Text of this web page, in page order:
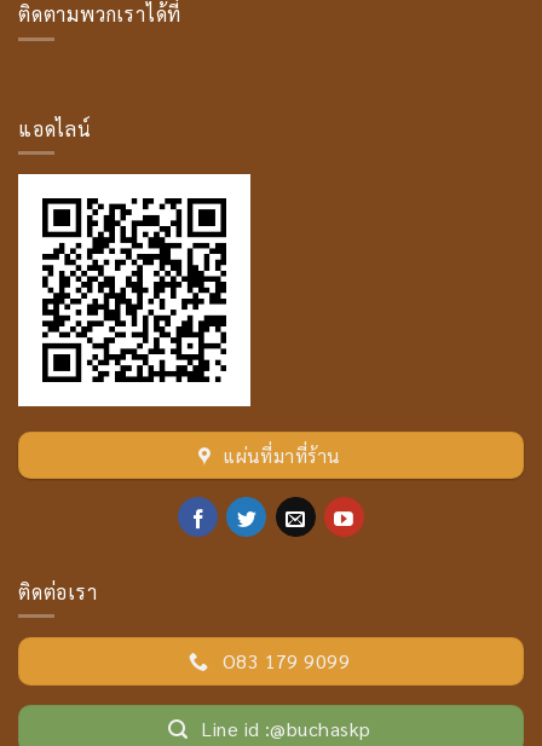
พระ
ติดตามพวกเราได้ที่
แอดไลน์
แผ่นที่มาที่ร้าน
ติดต่อเรา
O83 179 9099
Line id :@buchaskp